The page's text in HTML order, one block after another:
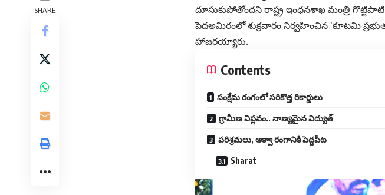
SHARE
దూసుకుపోతోంద‌ని రాష్ట్ర ఇంధ‌నశాఖ మంత్రి
పెదఅమిరంలో శుక్రవారం నిర్వ‌హించిన ‘కూటమి
హాజరయ్యారు.
Contents
సంక్షేమ రంగంలో సరికొత్త రికార్డులు
గ్రామీణ విప్లవం.. నాణ్యమైన విద్యుత్
పరిశ్రమలు, ఆక్వా రంగానికి పెద్దపీట
Sharat